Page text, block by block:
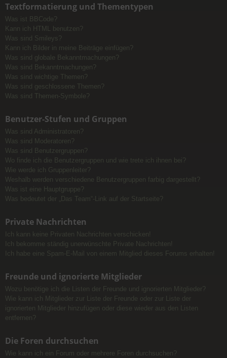
Textformatierung und Thementypen
Was ist BBCode?
Kann ich HTML benutzen?
Was sind Smileys?
Kann ich Bilder in meine Beiträge einfügen?
Was sind globale Bekanntmachungen?
Was sind Bekanntmachungen?
Was sind wichtige Themen?
Was sind geschlossene Themen?
Was sind Themen-Symbole?
Benutzer-Stufen und Gruppen
Was sind Administratoren?
Was sind Moderatoren?
Was sind Benutzergruppen?
Wo finde ich die Benutzergruppen und wie trete ich ihnen bei?
Wie werde ich Gruppenleiter?
Weshalb werden verschiedene Benutzergruppen farbig dargestellt?
Was ist eine Hauptgruppe?
Was bedeutet der „Das Team“-Link auf der Startseite?
Private Nachrichten
Ich kann keine Privaten Nachrichten verschicken!
Ich bekomme ständig unerwünschte Private Nachrichten!
Ich habe eine Spam-E-Mail von einem Mitglied dieses Forums erhalten!
Freunde und ignorierte Mitglieder
Wozu benötige ich die Listen der Freunde und ignorierten Mitglieder?
Wie kann ich Mitglieder zur Liste der Freunde oder zur Liste der
ignorierten Mitglieder hinzufügen oder diese wieder aus den Listen
entfernen?
Die Foren durchsuchen
Wie kann ich ein Forum oder mehrere Foren durchsuchen?